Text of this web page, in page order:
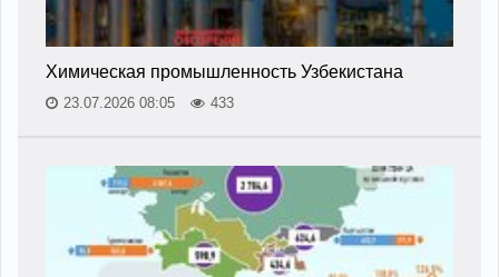
Химическая промышленность Узбекистана
23.07.2026 08:05 433